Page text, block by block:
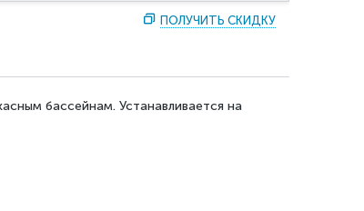
ПОЛУЧИТЬ СКИДКУ
бассейнам. Устанавливается на